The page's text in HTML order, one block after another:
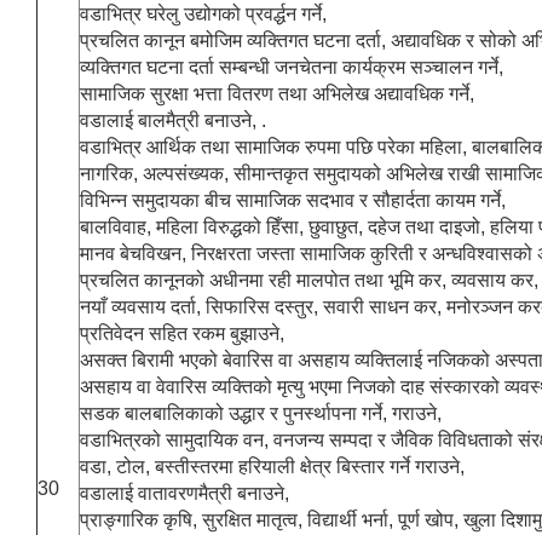
30
वडाभित्र घरेलु उद्योगको प्रवर्द्धन गर्ने,
प्रचलित कानून बमोजिम व्यक्तिगत घटना दर्ता, अद्यावधिक र सोको
व्यक्तिगत घटना दर्ता सम्बन्धी जनचेतना कार्यक्रम सञ्चालन गर्ने,
सामाजिक सुरक्षा भत्ता वितरण तथा अभिलेख अद्यावधिक गर्ने,
वडालाई बालमैत्री बनाउने, .
वडाभित्र आर्थिक तथा सामाजिक रुपमा पछि परेका महिला,
नागरिक, अल्पसंख्यक, सीमान्तकृत समुदायको अभिलेख राखी
विभिन्न समुदायका बीच सामाजिक सदभाव र सौहार्दता कायम गर्ने,
बालविवाह, महिला विरुद्धको हिँसा, छुवाछुत, दहेज तथा दाइजो,
मानव बेचविखन, निरक्षरता जस्ता सामाजिक कुरिती र अन्धविश्वासको
प्रचलित कानूनको अधीनमा रही मालपोत तथा भूमि कर, व्यवसाय
नयाँ व्यवसाय दर्ता, सिफारिस दस्तुर, सवारी साधन कर, मनोरञ्जन
प्रतिवेदन सहित रकम बुझाउने,
असक्त बिरामी भएको बेवारिस वा असहाय व्यक्तिलाई नजिकको
असहाय वा वेवारिस व्यक्तिको मृत्यु भएमा निजको दाह संस्कारको
सडक बालबालिकाको उद्धार र पुनर्स्थापना गर्ने, गराउने,
वडाभित्रको सामुदायिक वन, वनजन्य सम्पदा र जैविक विविधताको
वडा, टोल, बस्तीस्तरमा हरियाली क्षेत्र बिस्तार गर्ने गराउने,
वडालाई वातावरणमैत्री बनाउने,
प्राङ्गारिक कृषि, सुरक्षित मातृत्व, विद्यार्थी भर्ना, पूर्ण खोप, खुला